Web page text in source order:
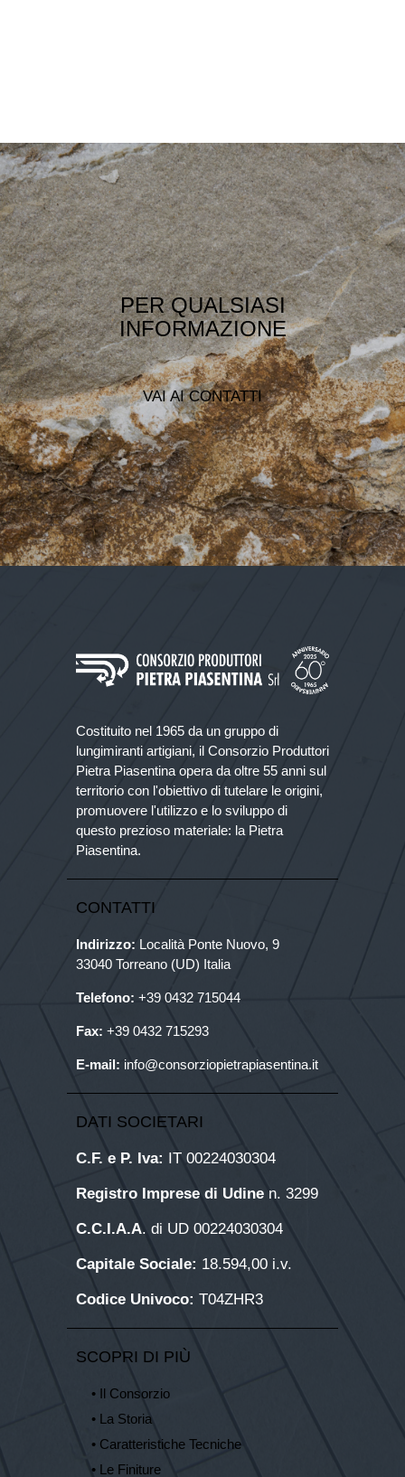
PER QUALSIASI
INFORMAZIONE
VAI AI CONTATTI
Costituito nel 1965 da un gruppo di
lungimiranti artigiani, il Consorzio Produttori
Pietra Piasentina opera da oltre 55 anni sul
territorio con l'obiettivo di tutelare le origini,
promuovere l'utilizzo e lo sviluppo di
questo prezioso materiale: la Pietra
Piasentina.
CONTATTI
Indirizzo: Località Ponte Nuovo, 9
33040 Torreano (UD) Italia
Telefono: +39 0432 715044
Fax: +39 0432 715293
E-mail: info@consorziopietrapiasentina.it
DATI SOCIETARI
C.F. e P. Iva: IT 00224030304
Registro Imprese di Udine n. 3299
C.C.I.A.A. di UD 00224030304
Capitale Sociale: 18.594,00 i.v.
Codice Univoco: T04ZHR3
SCOPRI DI PIÙ
• Il Consorzio
• La Storia
• Caratteristiche Tecniche
• Le Finiture